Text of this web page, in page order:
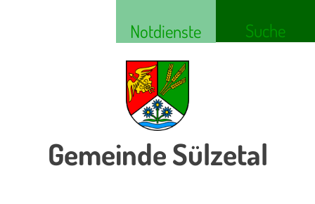
Notdienste Suche
Gemeinde Sülzetal